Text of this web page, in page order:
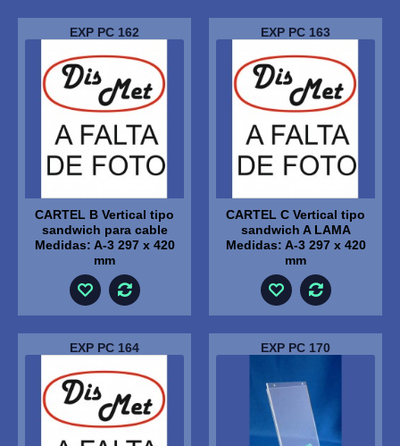
EXP PC 162
CARTEL B Vertical tipo
sandwich para cable
Medidas: A-3 297 x 420
mm
EXP PC 163
CARTEL C Vertical tipo
sandwich A LAMA
Medidas: A-3 297 x 420
mm
EXP PC 164 EXP PC 170